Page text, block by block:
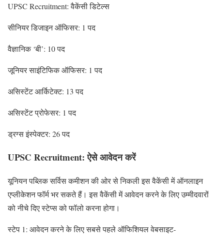
UPSC Recruitment: वैकेंसी डिटेल्स
सीनियर डिजाइन ऑफिसर: 1 पद
वैज्ञानिक ‘बी’: 10 पद
जूनियर साइंटिफिक ऑफिसर: 1 पद
असिस्टेंट आर्किटेक्ट: 13 पद
असिस्टेंट प्रोफेसर: 1 पद
ड्रग्स इंस्पेक्टर: 26 पद
UPSC Recruitment: ऐसे आवेदन करें
यूनियन पब्लिक सर्विस कमीशन की ओर से निकली इस वैकेंसी में ऑनलाइन
एप्लीकेशन फॉर्म भर सकते हैं। इस वैकेंसी में आवेदन करने के लिए उम्मीदवारों
को नीचे दिए स्टेप्स को फॉलो करना होगा।
स्टेप 1: आवेदन करने के लिए सबसे पहले ऑफिशियल वेबसाइट-